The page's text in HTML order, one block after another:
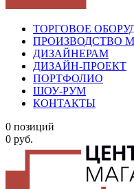
ТОРГОВОЕ
ПРОИЗВОДСТВО
ДИЗАЙНЕРАМ
ДИЗАЙН-ПРОЕКТ
ПОРТФОЛИО
ШОУ-РУМ
КОНТАКТЫ
0 позиций
0 руб.